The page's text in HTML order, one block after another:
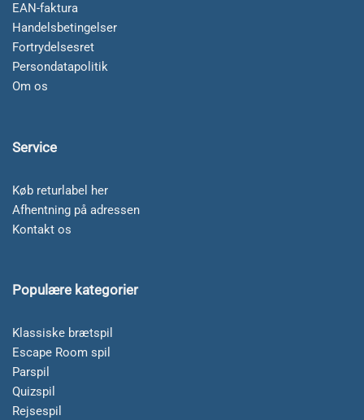
EAN-faktura
Handelsbetingelser
Fortrydelsesret
Persondatapolitik
Om os
Service
Køb returlabel her
Afhentning på adressen
Kontakt os
Populære kategorier
Klassiske brætspil
Escape Room spil
Parspil
Quizspil
Rejsespil